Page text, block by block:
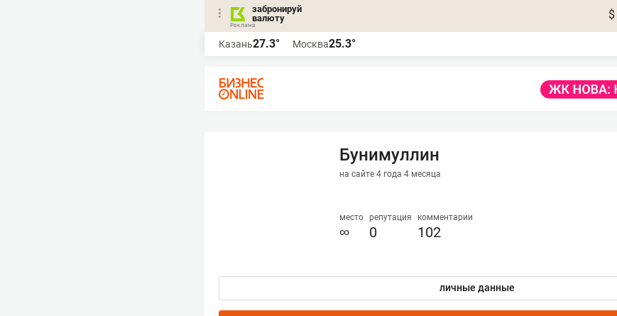
забронируй
валюту
$
Казань27.3° Москва25.3°
Бунимуллин
на сайте 4 года 4 месяца
место
∞
репутация
0
комментарии
102
личные данные